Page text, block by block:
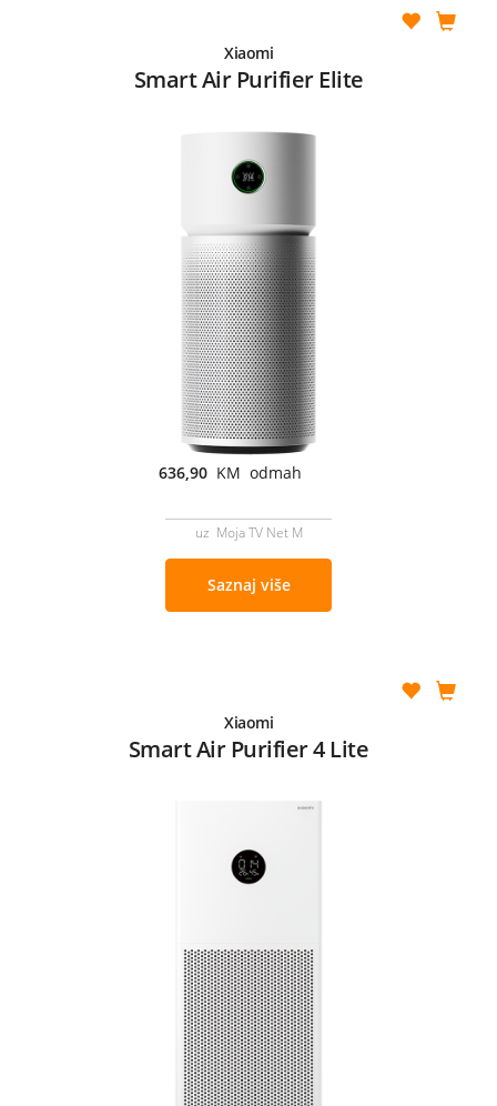
Xiaomi
Smart Air Purifier Elite
636,90 KM odmah
uz Moja TV Net M
Saznaj više
Xiaomi
Smart Air Purifier 4 Lite